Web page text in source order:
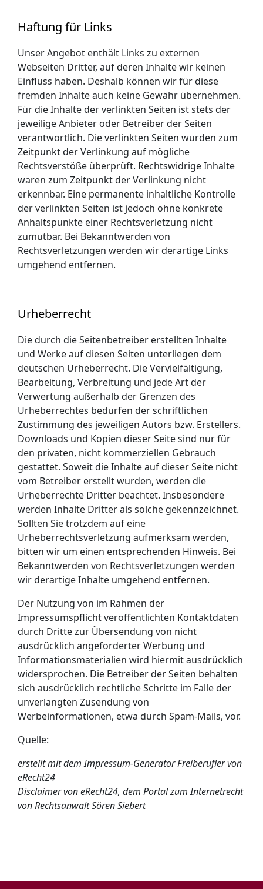
Haftung für Links
Unser Angebot enthält Links zu externen
Webseiten Dritter, auf deren Inhalte wir keinen
Einfluss haben. Deshalb können wir für diese
fremden Inhalte auch keine Gewähr übernehmen.
Für die Inhalte der verlinkten Seiten ist stets der
jeweilige Anbieter oder Betreiber der Seiten
verantwortlich. Die verlinkten Seiten wurden zum
Zeitpunkt der Verlinkung auf mögliche
Rechtsverstöße überprüft. Rechtswidrige Inhalte
waren zum Zeitpunkt der Verlinkung nicht
erkennbar. Eine permanente inhaltliche Kontrolle
der verlinkten Seiten ist jedoch ohne konkrete
Anhaltspunkte einer Rechtsverletzung nicht
zumutbar. Bei Bekanntwerden von
Rechtsverletzungen werden wir derartige Links
umgehend entfernen.
Urheberrecht
Die durch die Seitenbetreiber erstellten Inhalte
und Werke auf diesen Seiten unterliegen dem
deutschen Urheberrecht. Die Vervielfältigung,
Bearbeitung, Verbreitung und jede Art der
Verwertung außerhalb der Grenzen des
Urheberrechtes bedürfen der schriftlichen
Zustimmung des jeweiligen Autors bzw. Erstellers.
Downloads und Kopien dieser Seite sind nur für
den privaten, nicht kommerziellen Gebrauch
gestattet. Soweit die Inhalte auf dieser Seite nicht
vom Betreiber erstellt wurden, werden die
Urheberrechte Dritter beachtet. Insbesondere
werden Inhalte Dritter als solche gekennzeichnet.
Sollten Sie trotzdem auf eine
Urheberrechtsverletzung aufmerksam werden,
bitten wir um einen entsprechenden Hinweis. Bei
Bekanntwerden von Rechtsverletzungen werden
wir derartige Inhalte umgehend entfernen.
Der Nutzung von im Rahmen der
Impressumspflicht veröffentlichten Kontaktdaten
durch Dritte zur Übersendung von nicht
ausdrücklich angeforderter Werbung und
Informationsmaterialien wird hiermit ausdrücklich
widersprochen. Die Betreiber der Seiten behalten
sich ausdrücklich rechtliche Schritte im Falle der
unverlangten Zusendung von
Werbeinformationen, etwa durch Spam-Mails, vor.
Quelle:
erstellt mit demImpressum-Generator Freiberuflervon
eRecht24
Disclaimervon eRecht24, dem Portal zum Internetrecht
vonRechtsanwaltSören Siebert